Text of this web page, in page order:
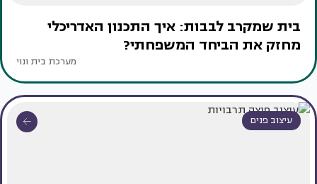
בית שמקרב לבבות: איך התכנון האדריכלי
מחזק את הביחד המשפחתי?
מערכת בית ונוי
עיצוב פנים